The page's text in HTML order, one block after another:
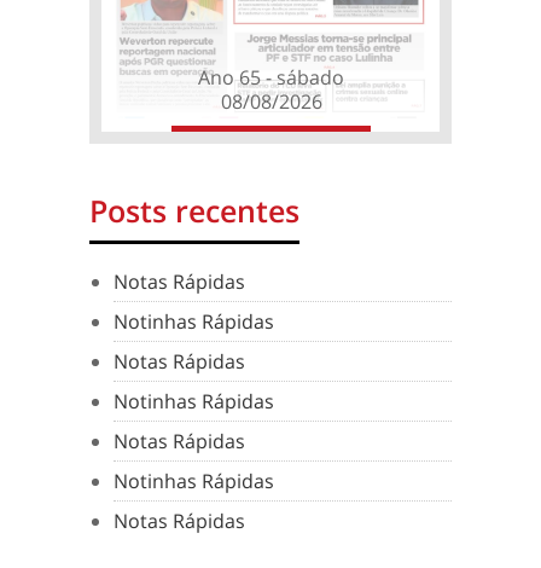
Ano 65 - sábado
08/08/2026
Posts recentes
Notas Rápidas
Notinhas Rápidas
Notas Rápidas
Notinhas Rápidas
Notas Rápidas
Notinhas Rápidas
Notas Rápidas